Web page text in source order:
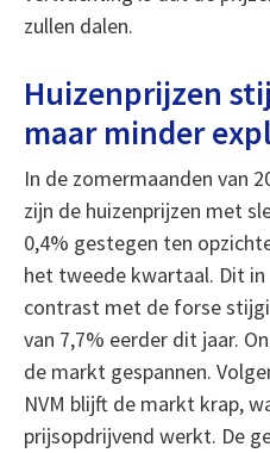
zullen dalen.
Huizenprijzen
maar minder
In de zomermaanden van
zijn de huizenprijzen met
0,4% gestegen ten
het tweede kwartaal. Dit in
contrast met de forse
van 7,7% eerder dit jaar.
de markt gespannen.
NVM blijft de markt krap,
prijsopdrijvend werkt. De